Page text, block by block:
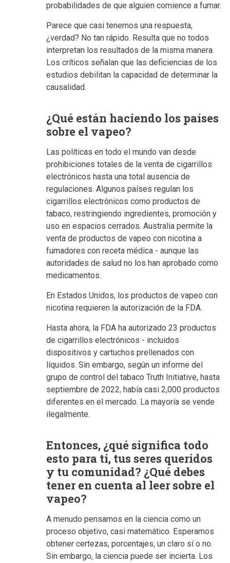
probabilidades de que alguien comience a fumar.
Parece que casi tenemos una respuesta,
¿verdad? No tan rápido. Resulta que no todos
interpretan los resultados de la misma manera.
Los críticos señalan que las deficiencias de los
estudios debilitan la capacidad de determinar la
causalidad.
¿Qué están haciendo los países
sobre el vapeo?
Las políticas en todo el mundo van desde
prohibiciones totales de la venta de cigarrillos
electrónicos hasta una total ausencia de
regulaciones. Algunos países regulan los
cigarrillos electrónicos como productos de
tabaco, restringiendo ingredientes, promoción y
uso en espacios cerrados. Australia permite la
venta de productos de vapeo con nicotina a
fumadores con receta médica - aunque las
autoridades de salud no los han aprobado como
medicamentos.
En Estados Unidos, los productos de vapeo con
nicotina requieren la autorización de la FDA.
Hasta ahora, la FDA ha autorizado 23 productos
de cigarrillos electrónicos - incluidos
dispositivos y cartuchos prellenados con
líquidos. Sin embargo, según un informe del
grupo de control del tabaco Truth Initiative, hasta
septiembre de 2022, había casi 2,000 productos
diferentes en el mercado. La mayoría se vende
ilegalmente.
Entonces, ¿qué significa todo
esto para ti, tus seres queridos
y tu comunidad? ¿Qué debes
tener en cuenta al leer sobre el
vapeo?
A menudo pensamos en la ciencia como un
proceso objetivo, casi matemático. Esperamos
obtener certezas, porcentajes, un claro sí o no.
Sin embargo, la ciencia puede ser incierta. Los